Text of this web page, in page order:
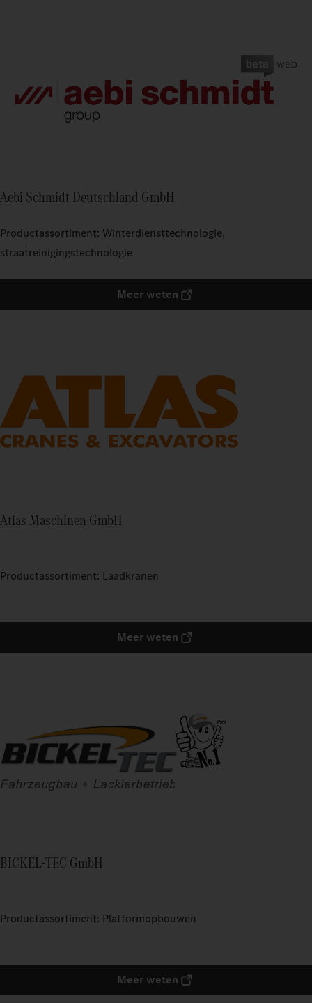
Aebi Schmidt Deutschland GmbH
Productassortiment: Winterdiensttechnologie,
straatreinigingstechnologie
Meer weten
Atlas Maschinen GmbH
Productassortiment: Laadkranen
Meer weten
BICKEL-TEC GmbH
Productassortiment: Platformopbouwen
Meer weten